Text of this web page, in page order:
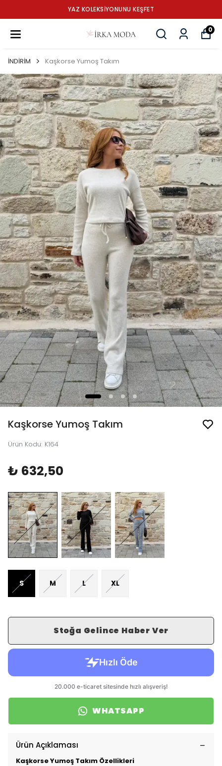
YAZ KOLEKSİYONUNU KEŞFET
0
İNDİRİM Kaşkorse Yumoş Takım
Kaşkorse Yumoş Takım
Ürün Kodu: K164
₺ 632,50
S M L XL
Stoğa Gelince Haber Ver
WHATSAPP
Ürün Açıklaması
Kaşkorse Yumoş Takım Özellikleri